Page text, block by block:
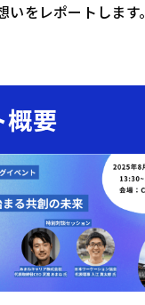
をレポートします。
概要